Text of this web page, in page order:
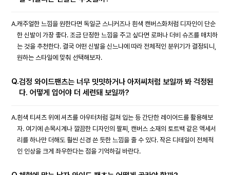
A.캐주얼한 느낌을 원한다면 독일군 스니커즈나 흰색 캔버스화처럼 디자인이 단순
한 신발이 가장 좋다. 조금 단정한 느낌을 주고 싶다면 로퍼나 더비 슈즈를 매치하
는 것을 추천한다. 결국 어떤 신발을 신느냐에 따라 전체적인 분위기가 결정되니,
원하는 스타일에 맞춰 선택해보자.
Q.검정 와이드팬츠는 너무 밋밋하거나 아저씨처럼 보일까 봐 걱정된
다. 어떻게 입어야 더 세련돼 보일까?
A.흰색 티셔츠 위에 셔츠를 아우터처럼 걸쳐 입는 등 간단한 레이어드를 활용해보
자. 여기에 손목시계나 깔끔한 디자인의 팔찌, 캔버스 소재의 토트백 같은 액세서
리를 하나만 더해도 훨씬 신경 쓴 듯한 느낌을 줄 수 있다. 작은 디테일이 전체적
인 인상을 크게 좌우한다는 점을 기억하길 바란다.